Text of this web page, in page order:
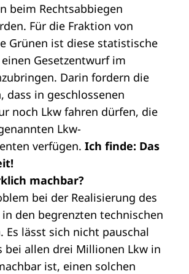
beim Rechtsabbiegen
Für die Fraktion von
Grünen ist diese statistische
Gesetzentwurf im
Darin fordern die
dass in geschlossenen
noch Lkw fahren dürfen, die
Lkw-
verfügen. Ich finde: Das
machbar?
bei der Realisierung des
den begrenzten technischen
Es lässt sich nicht pauschal
bei allen drei Millionen Lkw in
ist, einen solchen